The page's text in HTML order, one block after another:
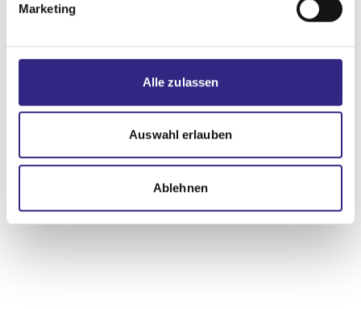
Marketing
Alle zulassen
Auswahl erlauben
Ablehnen